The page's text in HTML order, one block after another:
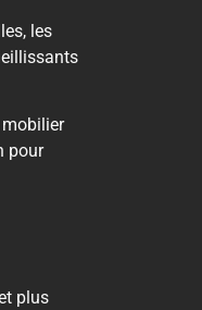
les
mobilier
pour
plus